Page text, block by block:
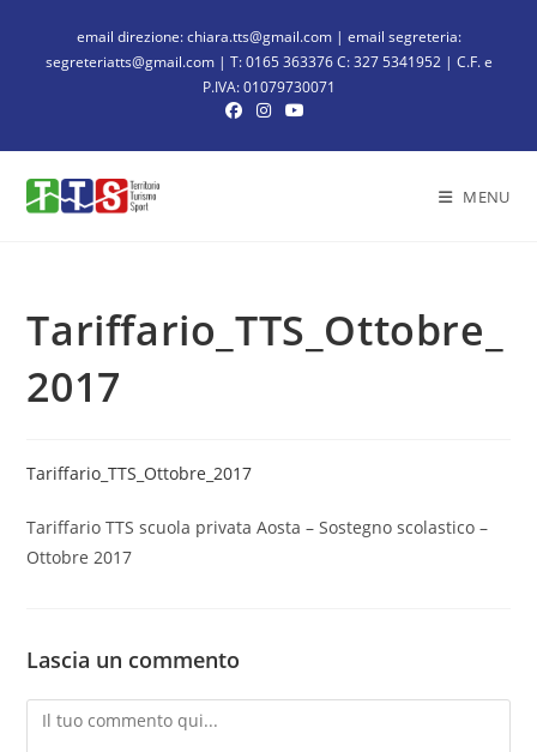
email direzione: chiara.tts@gmail.com | email segreteria:
segreteriatts@gmail.com | T: 0165 363376 C: 327 5341952 | C.F. e
P.IVA: 01079730071
MENU
Tariffario_TTS_Ottobre_
2017
Tariffario_TTS_Ottobre_2017
Tariffario TTS scuola privata Aosta – Sostegno scolastico –
Ottobre 2017
Lascia un commento